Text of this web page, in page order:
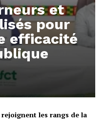
et
pour
efficacité
les rangs de la